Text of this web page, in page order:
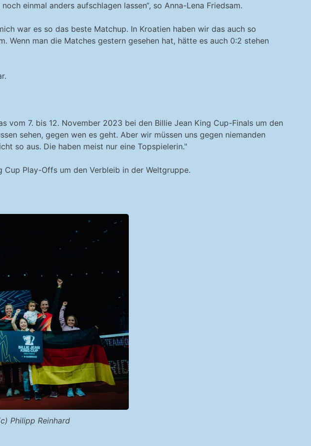
einmal anders aufschlagen lassen“, so Anna-Lena Friedsam.
war es so das beste Matchup. In Kroatien haben wir das auch so
Wenn man die Matches gestern gesehen hat, hätte es auch 0:2 stehen
vom 7. bis 12. November 2023 bei den Billie Jean King Cup-Finals um den
sehen, gegen wen es geht. Aber wir müssen uns gegen niemanden
so aus. Die haben meist nur eine Topspielerin."
Play-Offs um den Verbleib in der Weltgruppe.
Philipp Reinhard